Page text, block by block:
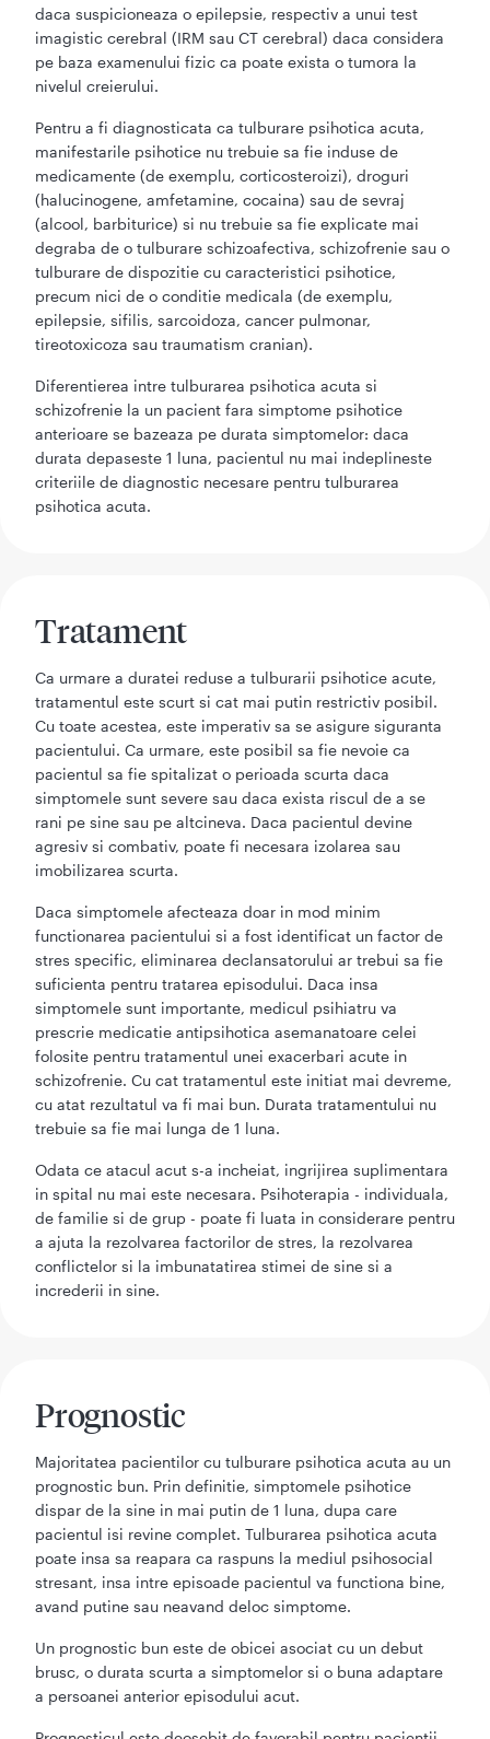
daca suspicioneaza o epilepsie, respectiv a unui test
imagistic cerebral (IRM sau CT cerebral) daca considera
pe baza examenului fizic ca poate exista o tumora la
nivelul creierului.
Pentru a fi diagnosticata ca tulburare psihotica acuta,
manifestarile psihotice nu trebuie sa fie induse de
medicamente (de exemplu, corticosteroizi), droguri
(halucinogene, amfetamine, cocaina) sau de sevraj
(alcool, barbiturice) si nu trebuie sa fie explicate mai
degraba de o tulburare schizoafectiva, schizofrenie sau o
tulburare de dispozitie cu caracteristici psihotice,
precum nici de o conditie medicala (de exemplu,
epilepsie, sifilis, sarcoidoza, cancer pulmonar,
tireotoxicoza sau traumatism cranian).
Diferentierea intre tulburarea psihotica acuta si
schizofrenie la un pacient fara simptome psihotice
anterioare se bazeaza pe durata simptomelor: daca
durata depaseste 1 luna, pacientul nu mai indeplineste
criteriile de diagnostic necesare pentru tulburarea
psihotica acuta.
Tratament
Ca urmare a duratei reduse a tulburarii psihotice acute,
tratamentul este scurt si cat mai putin restrictiv posibil.
Cu toate acestea, este imperativ sa se asigure siguranta
pacientului. Ca urmare, este posibil sa fie nevoie ca
pacientul sa fie spitalizat o perioada scurta daca
simptomele sunt severe sau daca exista riscul de a se
rani pe sine sau pe altcineva. Daca pacientul devine
agresiv si combativ, poate fi necesara izolarea sau
imobilizarea scurta.
Daca simptomele afecteaza doar in mod minim
functionarea pacientului si a fost identificat un factor de
stres specific, eliminarea declansatorului ar trebui sa fie
suficienta pentru tratarea episodului. Daca insa
simptomele sunt importante, medicul psihiatru va
prescrie medicatie antipsihotica asemanatoare celei
folosite pentru tratamentul unei exacerbari acute in
schizofrenie. Cu cat tratamentul este initiat mai devreme,
cu atat rezultatul va fi mai bun. Durata tratamentului nu
trebuie sa fie mai lunga de 1 luna.
Odata ce atacul acut s-a incheiat, ingrijirea suplimentara
in spital nu mai este necesara. Psihoterapia - individuala,
de familie si de grup - poate fi luata in considerare pentru
a ajuta la rezolvarea factorilor de stres, la rezolvarea
conflictelor si la imbunatatirea stimei de sine si a
increderii in sine.
Prognostic
Majoritatea pacientilor cu tulburare psihotica acuta au un
prognostic bun. Prin definitie, simptomele psihotice
dispar de la sine in mai putin de 1 luna, dupa care
pacientul isi revine complet. Tulburarea psihotica acuta
poate insa sa reapara ca raspuns la mediul psihosocial
stresant, insa intre episoade pacientul va functiona bine,
avand putine sau neavand deloc simptome.
Un prognostic bun este de obicei asociat cu un debut
brusc, o durata scurta a simptomelor si o buna adaptare
a persoanei anterior episodului acut.